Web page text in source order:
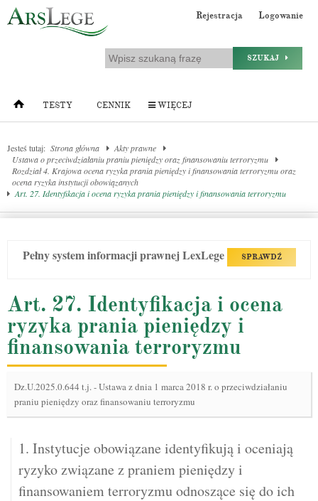
Rejestracja Logowanie
SZUKAJ
TESTY CENNIK WIĘCEJ
Jesteś tutaj: Strona główna
Akty prawne
Ustawa o przeciwdziałaniu praniu pieniędzy oraz finansowaniu terroryzmu
Rozdział 4. Krajowa ocena ryzyka prania pieniędzy i finansowania terroryzmu oraz
ocena ryzyka instytucji obowiązanych
Art. 27. Identyfikacja i ocena ryzyka prania pieniędzy i finansowania terroryzmu
Pełny system informacji prawnej LexLege SPRAWDŹ
Art. 27. Identyfikacja i ocena
ryzyka prania pieniędzy i
finansowania terroryzmu
Dz.U.2025.0.644 t.j.-Ustawa z dnia 1 marca 2018 r. o przeciwdziałaniu
praniu pieniędzy oraz finansowaniu terroryzmu
1. Instytucje obowiązane identyfikują i oceniają
ryzyko związane z praniem pieniędzy i
finansowaniem terroryzmu odnoszące się do ich